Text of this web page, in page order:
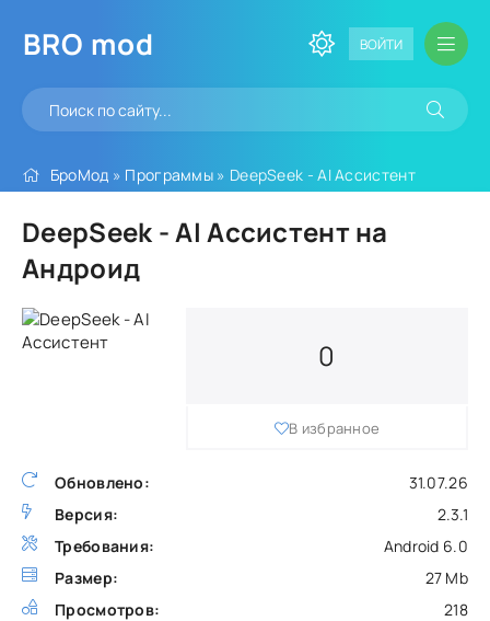
BRO mod ВОЙТИ
БроМод » Программы » DeepSeek - AI Ассистент
DeepSeek - AI Ассистент на
Андроид
Обновлено:
31.07.26
Версия:
2.3.1
Требования:
Android 6.0
Размер:
27 Mb
Просмотров:
218
0
В избранное